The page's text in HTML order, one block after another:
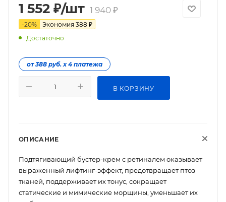
1 552 ₽/шт 1 940₽
-20% Экономия 388 ₽
Достаточно
от 388 руб. х 4 платежа
В КОРЗИНУ
ОПИСАНИЕ
Подтягивающий бустер-крем с ретиналем оказывает
выраженный лифтинг-эффект, предотвращает птоз
тканей, поддерживает их тонус, сокращает
статические и мимические морщины, уменьшает их